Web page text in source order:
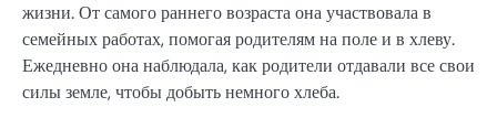
жизни. От самого раннего возраста она участвовала в
семейных работах, помогая родителям на поле и в хлеву.
Ежедневно она наблюдала, как родители отдавали все свои
силы земле, чтобы добыть немного хлеба.